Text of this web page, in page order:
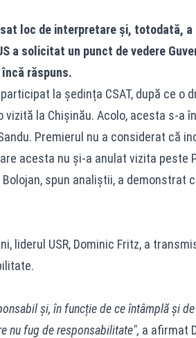
loc de interpretare și, totodată, a
a solicitat un punct de vedere
răspuns.
la ședința CSAT, după ce o
vizită la Chișinău. Acolo, acesta s-a
Premierul nu a considerat că
acesta nu și-a anulat vizita peste
Bolojan, spun analiștii, a demonstrat
liderul USR, Dominic Fritz, a
și, în funcție de ce întâmplă și
nu fug de responsabilitate", a afirmat